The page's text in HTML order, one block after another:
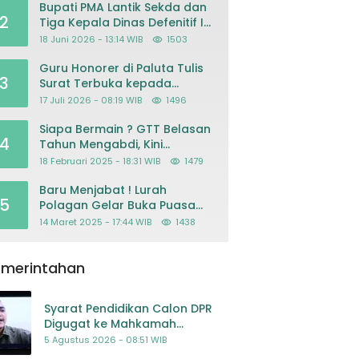
2
Bupati PMA Lantik Sekda dan
Tiga Kepala Dinas Defenitif Ini
orangnya
18 Juni 2026 - 13:14 WIB 1503
3
Guru Honorer di Paluta Tulis
Surat Terbuka kepada
Presiden Prabowo, Mohon
Kriminalisasi
17 Juli 2026 - 08:19 WIB 1496
Siapa Bermain ? GTT Belasan
Tahun Mengabdi, Kini
Dikeluarkan Sepihak Dari
18 Februari 2025 - 18:31 WIB 1479
Baru Menjabat ! Lurah
Polagan Gelar Buka Puasa
Bersama
14 Maret 2025 - 17:44 WIB 1438
Syarat Pendidikan Calon DPR
Digugat ke Mahkamah
Konstitusi
5 Agustus 2026 - 08:51 WIB